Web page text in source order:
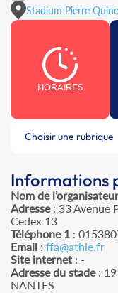
Stadium Pierre
HORAIRES
Choisir une rubrique
Informations
Nom de l’organisateur
Adresse: 33 Avenue
Cedex 13
Téléphone 1 :
Email : ffa@athle.fr
Site internet : -
Adresse du stade: 19
NANTES